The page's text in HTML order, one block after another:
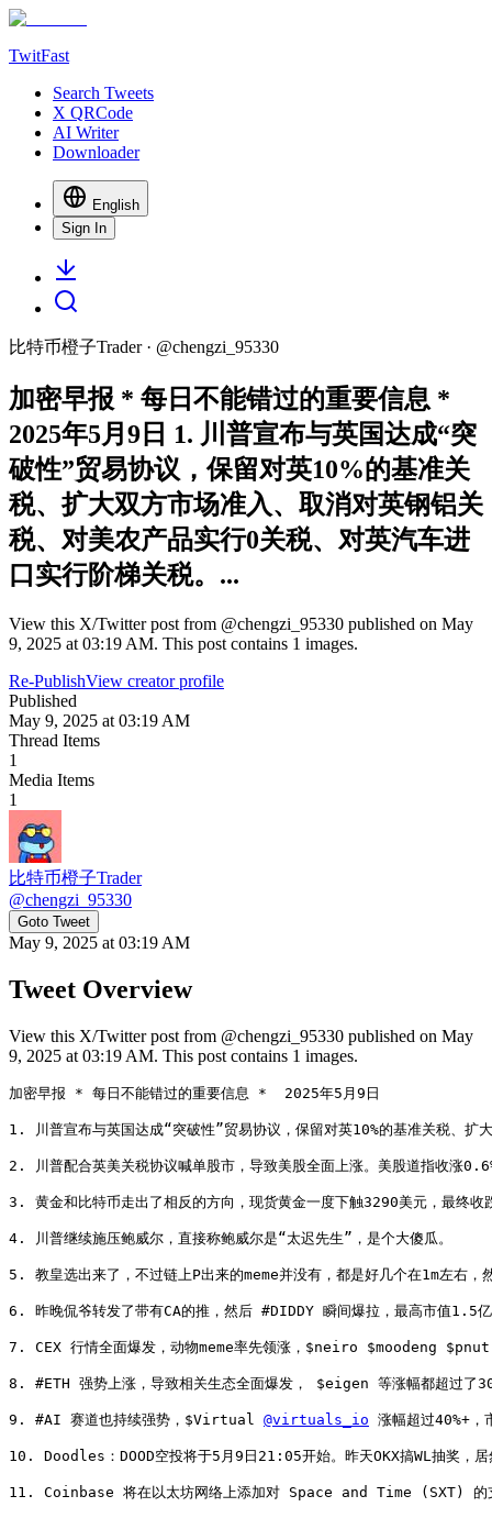
TwitFast
Search Tweets
X QRCode
AI Writer
Downloader
English
Sign In
比特币橙子Trader· @chengzi_95330
加密早报 * 每日不能错过的重要信息 *
2025年5月9日 1. 川普宣布与英国达成“突
破性”贸易协议，保留对英10%的基准关
税、扩大双方市场准入、取消对英钢铝关
税、对美农产品实行0关税、对英汽车进
口实行阶梯关税。...
View this X/Twitter post from @chengzi_95330 published on May
9, 2025 at 03:19 AM. This post contains 1 images.
Re-PublishView creator profile
Published
May 9, 2025 at 03:19 AM
Thread Items
1
Media Items
1
比特币橙子Trader
@chengzi_95330
Goto Tweet
May 9, 2025 at 03:19 AM
Tweet Overview
View this X/Twitter post from @chengzi_95330 published on May
9, 2025 at 03:19 AM. This post contains 1 images.
加密早报 * 每日不能错过的重要信息 *  2025年5月9日
1. 川普宣布与英国达成“突破性”贸易协议，保留对英10%的基准关税、扩
2. 川普配合英美关税协议喊单股市，导致美股全面上涨。美股道指收涨
3. 黄金和比特币走出了相反的方向，现货黄金一度下触3290美元，最终
4. 川普继续施压鲍威尔，直接称鲍威尔是“太迟先生”，是个大傻瓜。
5. 教皇选出来了，不过链上P出来的meme并没有，都是好几个在1m左右，
6. 昨晚侃爷转发了带有CA的推，然后 #DIDDY 瞬间爆拉，最高市值1.5
7. CEX 行情全面爆发，动物meme率先领涨，$neiro $moodeng $pnut
8. #ETH 强势上涨，导致相关生态全面爆发， $eigen 等涨幅都超过了
9. #AI 赛道也持续强势，$Virtual @virtuals_io 涨幅超过40%+，
10. Doodles：DOOD空投将于5月9日21:05开始。昨天OKX搞WL抽奖，
11. Coinbase 将在以太坊网络上添加对 Space and Time (SXT) 的